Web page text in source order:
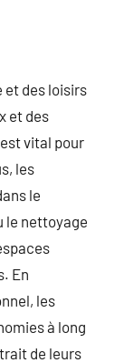
et des loisirs
et des
vital pour
les
le
le nettoyage
En
les
à long
de leurs